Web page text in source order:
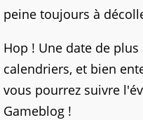
peine toujours à
Hop ! Une date de
calendriers, et bien
vous pourrez suivre
Gameblog !